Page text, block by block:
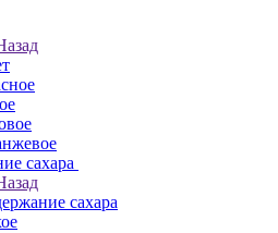
сахара
сахара